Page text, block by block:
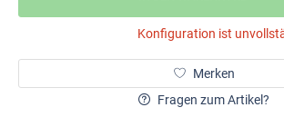
Konfiguration ist
Merken
Fragen zum Artikel?